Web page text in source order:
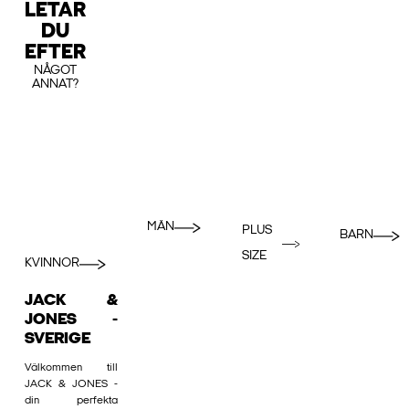
LETAR
DU
EFTER
NÅGOT
ANNAT?
KVINNOR
MÄN
PLUS
SIZE
BARN
JACK &
JONES -
SVERIGE
Välkommen till
JACK & JONES -
din perfekta